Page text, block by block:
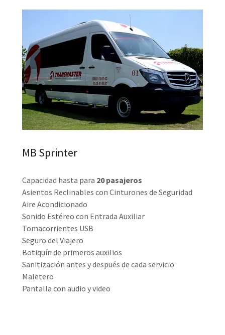
MB Sprinter
Capacidad hasta para 20 pasajeros
Asientos Reclinables con Cinturones de Seguridad
Aire Acondicionado
Sonido Estéreo con Entrada Auxiliar
Tomacorrientes USB
Seguro del Viajero
Botiquín de primeros auxilios
Sanitización antes y después de cada servicio
Maletero
Pantalla con audio y video